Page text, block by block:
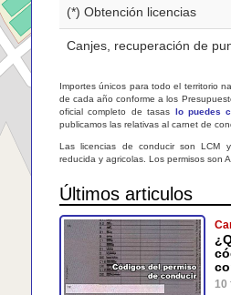
(*) Obtención licencias
Canjes, recuperación de
Importes únicos para todo el territorio
de cada año conforme a los
oficial completo de tasas lo puedes
publicamos las relativas al carnet de
Las licencias de conducir son LCM
reducida y agricolas. Los permisos son
Últimos articulos
10